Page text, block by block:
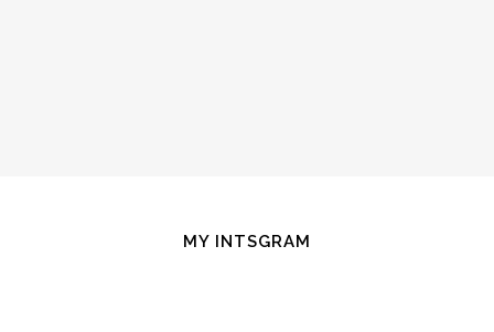
MY INTSGRAM